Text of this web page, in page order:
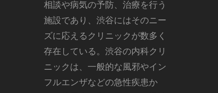
相談や病気の予防、治療を行う
施設であり、渋谷にはそのニー
ズに応えるクリニックが数多く
存在している。渋谷の内科クリ
ニックは、一般的な風邪やイン
フルエンザなどの急性疾患か